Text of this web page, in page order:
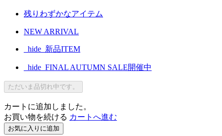
残りわずかなアイテム
NEW ARRIVAL
_hide_新品ITEM
_hide_FINAL AUTUMN SALE開催中
ただいま品切れ中です。
カートに追加しました。
お買い物を続ける カートへ進む
お気に入りに追加